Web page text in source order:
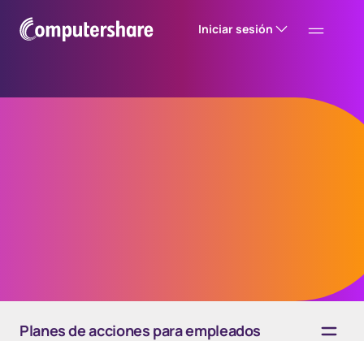
Iniciar sesión
Planes de acciones para empleados